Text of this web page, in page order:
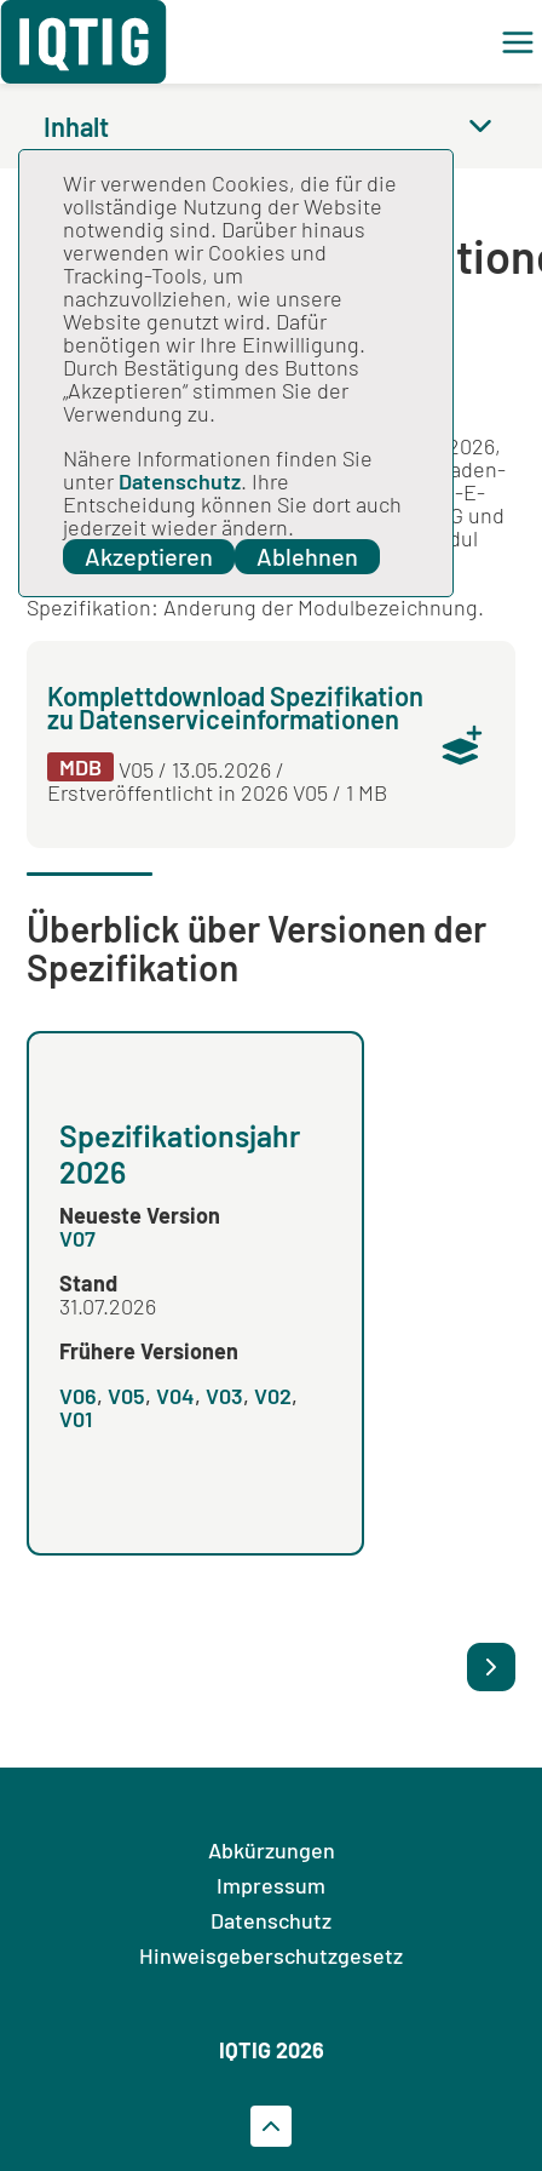
Feed
Inhalt
Spezifikation zu
2026 V05
Gesamtspezifikation
Stand: 13.05.2026
Spezifikation zu Datenserviceinformationen 2026,
Version 05. Kontakt-E-Mail-Adresse der KV Baden-
Württemberg angepasst, Anpassung von Info-E-
Mail und Telefonnummer der LAGN QSmV (LKG und
KV), Anpassung von Abfragen und für das Modul
SEPE: Harmonisierung von EDOK.Modul und
Spezifikation: Änderung der Modulbezeichnung.
Komplettdownload Spezifikation
zu Datenserviceinformationen
MDB
V05 / 13.05.2026 /
Erstveröffentlicht in 2026 V05 / 1 MB
Überblick über Versionen der
Spezifikation
Spezifikationsjahr
2026
Neueste Version
V07
Stand
31.07.2026
Frühere Versionen
V06,V05,V04,V03,V02,
V01
Wir verwenden Cookies, die für die
vollständige Nutzung der Website
notwendig sind. Darüber hinaus
verwenden wir Cookies und
Tracking-Tools, um
nachzuvollziehen, wie unsere
Website genutzt wird. Dafür
benötigen wir Ihre Einwilligung.
Durch Bestätigung des Buttons
„Akzeptieren“ stimmen Sie der
Verwendung zu.
Nähere Informationen finden Sie
unter Datenschutz. Ihre
Entscheidung können Sie dort auch
jederzeit wieder ändern.
Akzeptieren Ablehnen
Abkürzungen
Impressum
Datenschutz
Hinweisgeberschutzgesetz
IQTIG 2026